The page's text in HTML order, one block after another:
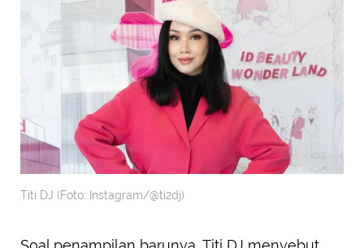
Titi DJ (Foto: Instagram/@ti2dj)